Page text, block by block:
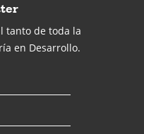
tanto de toda la
en Desarrollo.